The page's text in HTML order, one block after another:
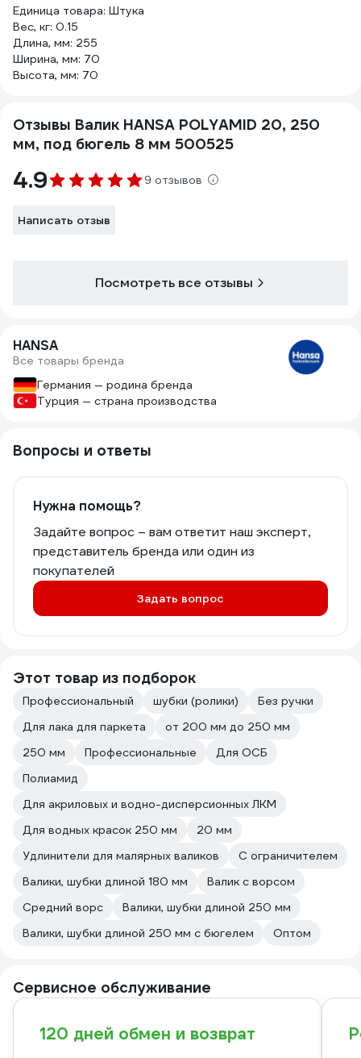
Единица товара: Штука
Вес, кг: 0.15
Длина, мм: 255
Ширина, мм: 70
Высота, мм: 70
Отзывы Валик HANSA POLYAMID 20, 250
мм, под бюгель 8 мм 500525
4.9 9 отзывов
Написать отзыв
Посмотреть все отзывы
HANSA
Все товары бренда
Германия — родина бренда
Турция — страна производства
Вопросы и ответы
Нужна помощь?
Задайте вопрос – вам ответит наш эксперт,
представитель бренда или один из
покупателей
Задать вопрос
Этот товар из подборок
Профессиональный шубки (ролики)
Без ручки
Для лака для паркета
от 200 мм до 250 мм
250 мм
Профессиональные
Для ОСБ
Полиамид
Для акриловых и водно-дисперсионных ЛКМ
Для водных красок 250 мм
20 мм
Удлинители для малярных валиков
С ограничителем
Валики, шубки длиной 180 мм
Валик с ворсом
Средний ворс
Валики, шубки длиной 250 мм
Валики, шубки длиной 250 мм с бюгелем
Оптом
Сервисное обслуживание
120 дней обмен и возврат